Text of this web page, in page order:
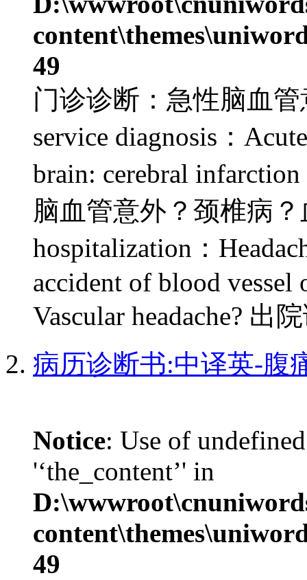
49
门诊诊断：急性脑血
service diagnosis：
brain: cerebral
脑血管意外？颈椎病？
hospitalization：
accident of blood vessel
Vascular headache? 出
病历诊断书:中译英-腹
Notice: Use of
'‘the_content’' in
49